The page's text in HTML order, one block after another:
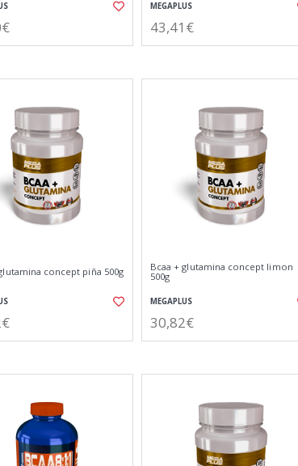
MEGAPLUS
43,41€
concept piña 500g
Bcaa + glutamina concept limon
500g
MEGAPLUS
30,82€